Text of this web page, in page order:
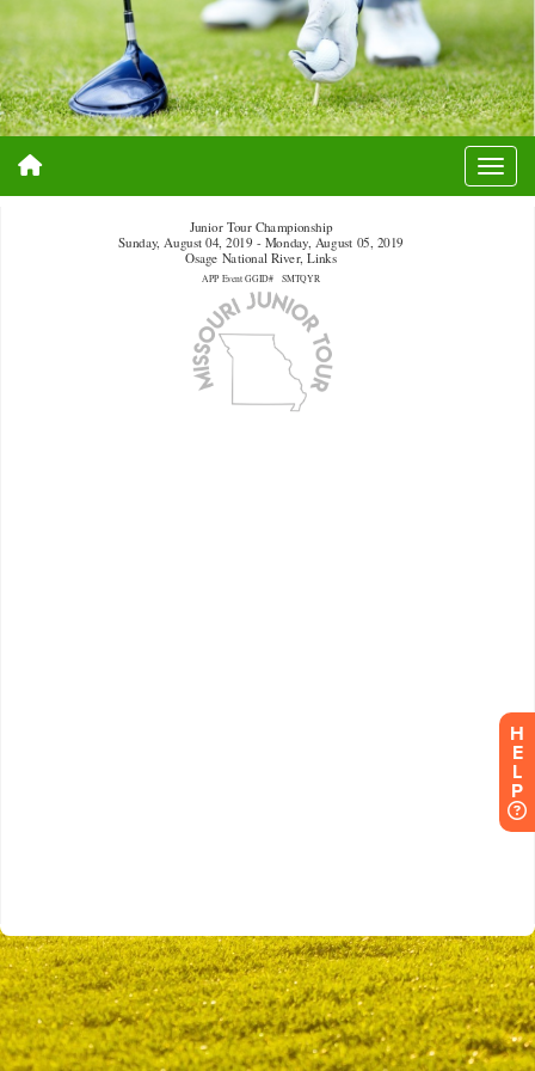
H
E
L
P